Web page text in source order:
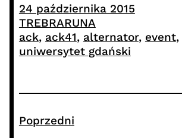
24 października 2015
TREBRARUNA
ack, ack41, alternator, event,
uniwersytet gdański
Poprzedni